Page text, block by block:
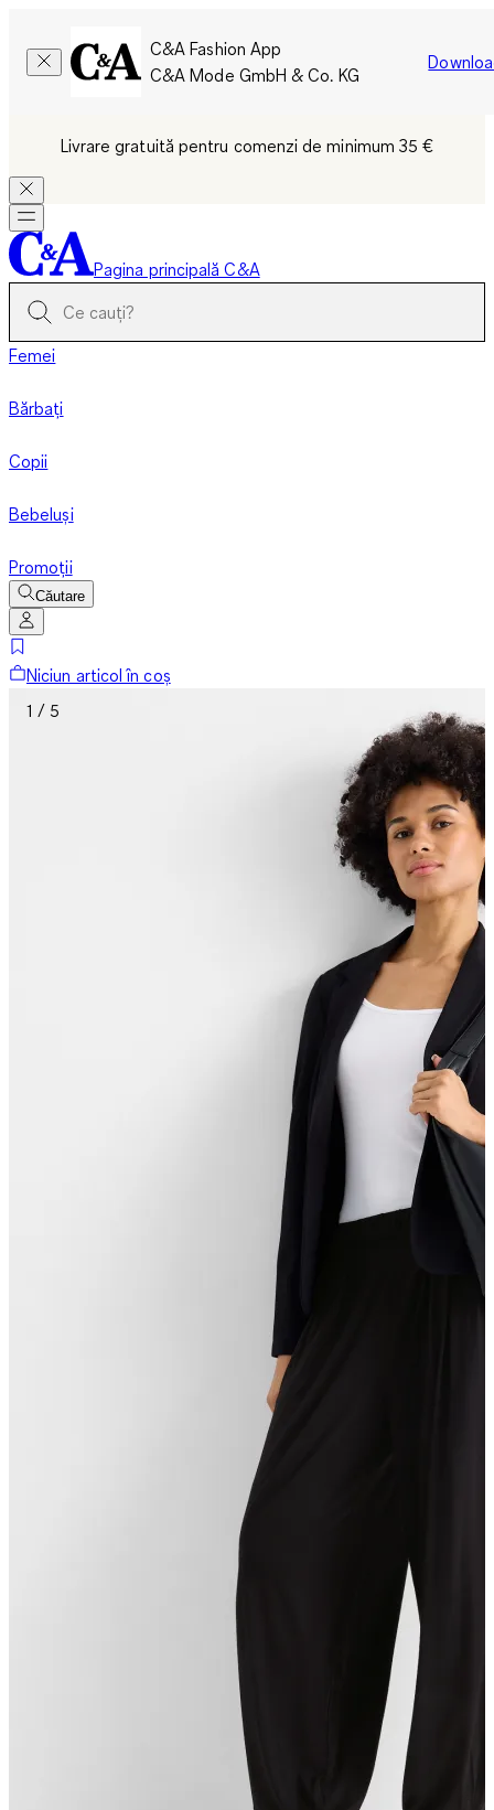
C&A Fashion App
C&A Mode GmbH & Co. KG
Livrare gratuită pentru comenzi de minimum 35 €
Pagina principală C&A
Femei
Bărbați
Copii
Bebeluși
Promoții
Căutare
Niciun articol în coș
1 / 5